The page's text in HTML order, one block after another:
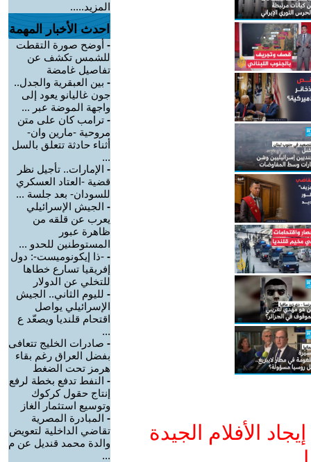
الأفلام الجيدة
المزيد.....
احدث الأخبار المهمة
- أوضح صورة التقطت
للشمس تكشف عن
تفاصيل غامضة
- بين العبقرية والجدل..
جون غاليانو يعود إلى
واجهة الموضة عبر ...
- ترامب كان على متن
مروحية -مارين وان-
أثناء حادثة تتعلق بالسل
...
- الإمارات.. تأجيل نظر
قضية -العتاد العسكري
للسودان- بعد جلسة ...
- الجيش الإسرائيلي
يعرب عن قلقه من
ظاهرة عبور
المستوطنين للحدو ...
- -ذا إيكونوميست-: دول
إفريقيا تسارع خطاها
للتخلي عن الدولار
- لليوم الثاني.. الجيش
الإسرائيلي يواصل
اقتحام قلنديا ويصعّد ع
...
- صادرات الخليج تتعافى
بفضل العراق رغم بقاء
هرمز تحت الضغط
- النفط تدفع بخطة لرفع
إنتاج حقول كركوك
وتوسيع استثمار الغاز
- المبادرة المصرية
تقاضي الداخلية لتعويض
والدة محمد قنديل عن م
...